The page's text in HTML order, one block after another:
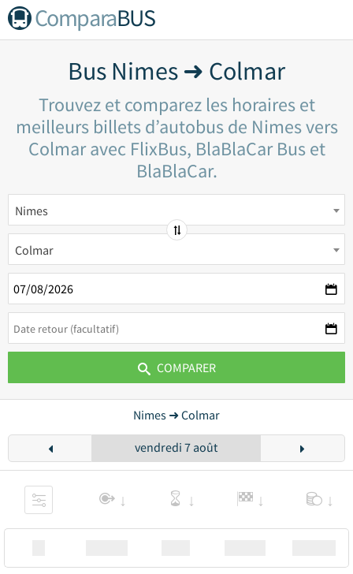
ComparaBUS
Bus Nimes ➜ Colmar
Trouvez et comparez les horaires et
meilleurs billets d’autobus de Nimes vers
Colmar avec FlixBus, BlaBlaCar Bus et
BlaBlaCar.
Nimes
Colmar
COMPARER
Nimes ➜ Colmar
vendredi 7 août